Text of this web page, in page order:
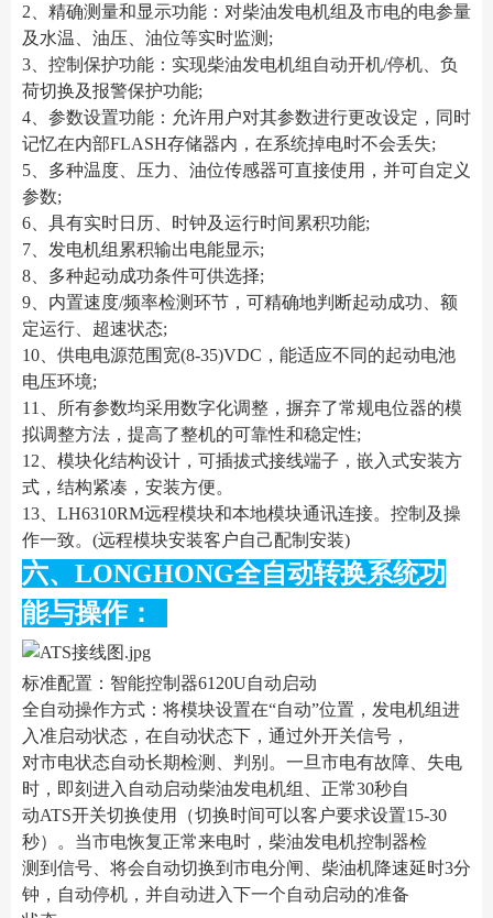
2、精确测量和显示功能：对柴油发电机组及市电的电参量
及水温、油压、油位等实时监测;
3、控制保护功能：实现柴油发电机组自动开机/停机、负
荷切换及报警保护功能;
4、参数设置功能：允许用户对其参数进行更改设定，同时
记忆在内部FLASH存储器内，在系统掉电时不会丢失;
5、多种温度、压力、油位传感器可直接使用，并可自定义
参数;
6、具有实时日历、时钟及运行时间累积功能;
7、发电机组累积输出电能显示;
8、多种起动成功条件可供选择;
9、内置速度/频率检测环节，可精确地判断起动成功、额
定运行、超速状态;
10、供电电源范围宽(8-35)VDC，能适应不同的起动电池
电压环境;
11、所有参数均采用数字化调整，摒弃了常规电位器的模
拟调整方法，提高了整机的可靠性和稳定性;
12、模块化结构设计，可插拔式接线端子，嵌入式安装方
式，结构紧凑，安装方便。
13、LH6310RM远程模块和本地模块通讯连接。控制及操
作一致。(远程模块安装客户自己配制安装)
六、LONGHONG全自动转换系统功
能与操作：
标准配置：智能控制器6120U自动启动
全自动操作方式：将模块设置在“自动”位置，发电机组进
入准启动状态，在自动状态下，通过外开关信号，
对市电状态自动长期检测、判别。一旦市电有故障、失电
时，即刻进入自动启动柴油发电机组、正常30秒自
动ATS开关切换使用（切换时间可以客户要求设置15-30
秒）。当市电恢复正常来电时，柴油发电机控制器检
测到信号、将会自动切换到市电分闸、柴油机降速延时3分
钟，自动停机，并自动进入下一个自动启动的准备